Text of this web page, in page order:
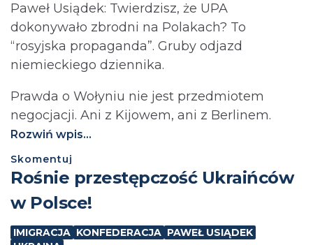
Paweł Usiądek: Twierdzisz, że UPA
dokonywało zbrodni na Polakach? To
“rosyjska propaganda”. Gruby odjazd
niemieckiego dziennika.
Prawda o Wołyniu nie jest przedmiotem
negocjacji. Ani z Kijowem, ani z Berlinem.⁩
Rozwiń wpis...
Skomentuj
Rośnie przestępczość Ukraińców
w Polsce!
IMIGRACJA KONFEDERACJA PAWEŁ USIĄDEK